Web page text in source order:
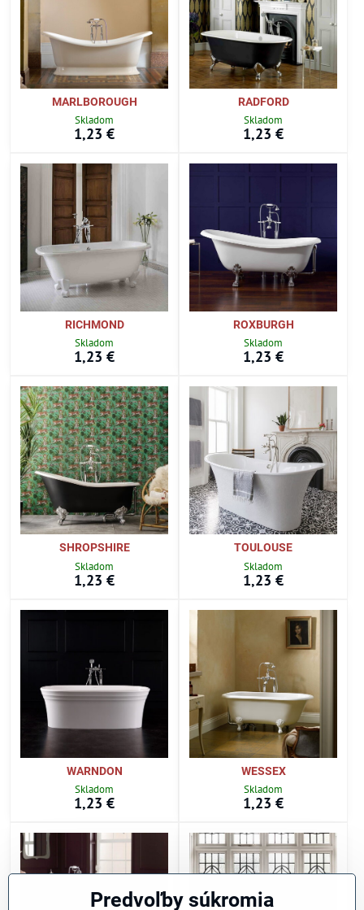
MARLBOROUGH
Skladom
1,23 €
RADFORD
Skladom
1,23 €
RICHMOND
Skladom
1,23 €
ROXBURGH
Skladom
1,23 €
SHROPSHIRE
Skladom
1,23 €
TOULOUSE
Skladom
1,23 €
WARNDON
Skladom
1,23 €
WESSEX
Skladom
1,23 €
Predvoľby súkromia